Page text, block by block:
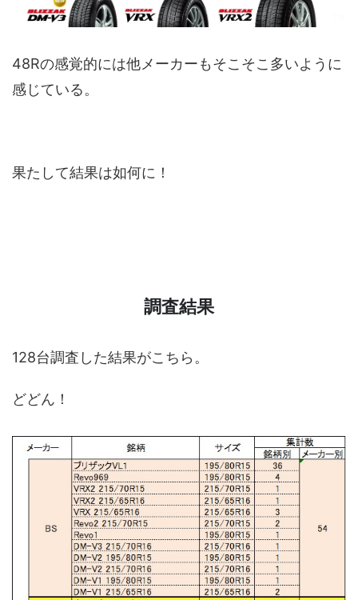
48Rの感覚的には他メーカーもそこそこ多いように
感じている。
果たして結果は如何に！
調査結果
128台調査した結果がこちら。
どどん！